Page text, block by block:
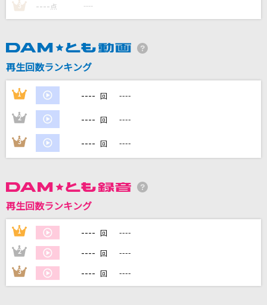
lulu.
閃光のように
白上フブキ
DAMの新曲・ランキングなど
カラオケをもっと楽しもう！
3 ---- 点 ----
再生回数ランキング
1 ---- 回 ----
2 ---- 回 ----
3 ---- 回 ----
再生回数ランキング
1 ---- 回 ----
2 ---- 回 ----
3 ---- 回 ----